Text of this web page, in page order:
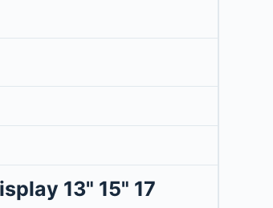
13" 15" 17"